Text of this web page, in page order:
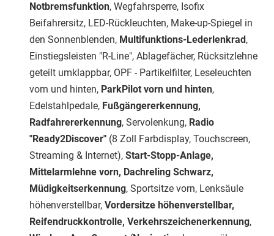
Notbremsfunktion, Wegfahrsperre, Isofix
Beifahrersitz, LED-Rückleuchten, Make-up-Spiegel in
den Sonnenblenden, Multifunktions-Lederlenkrad ,
Einstiegsleisten "R-Line", Ablagefächer, Rücksitzlehne
geteilt umklappbar, OPF - Partikelfilter, Leseleuchten
vorn und hinten, ParkPilot vorn und hinten,
Edelstahlpedale, Fußgängererkennung,
Radfahrererkennung, Servolenkung, Radio
"Ready2Discover" (8 Zoll Farbdisplay, Touchscreen,
Streaming & Internet), Start-Stopp-Anlage,
Mittelarmlehne vorn, Dachreling Schwarz,
Müdigkeitserkennung, Sportsitze vorn, Lenksäule
höhenverstellbar, Vordersitze höhenverstellbar,
Reifendruckkontrolle, Verkehrszeichenerkennung,